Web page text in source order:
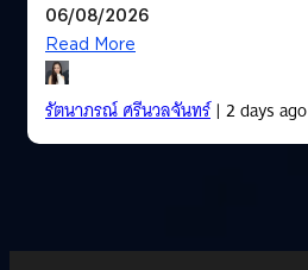
06/08/2026
Read More
รัตนาภรณ์ ศรีนวลจันทร์| 2 days ago